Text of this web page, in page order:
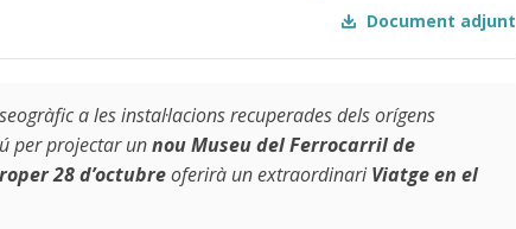
Document adjunt
a les instal·lacions recuperades dels orígens
per projectar unnou Museu del Ferrocarril de
28 d’octubreoferirà un extraordinariViatge en el